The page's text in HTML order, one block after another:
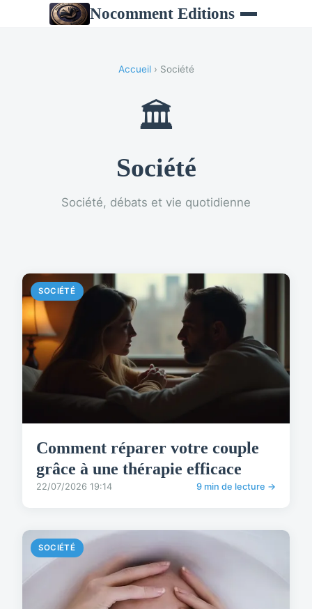
Nocomment Editions
Accueil› Société
🏛️
Société
Société, débats et vie quotidienne
SOCIÉTÉ
Comment réparer votre couple
grâce à une thérapie efficace
22/07/2026 19:14 9 min de lecture →
SOCIÉTÉ